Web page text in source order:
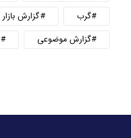
گرب
گزارش بازار
گزارش موضوعی